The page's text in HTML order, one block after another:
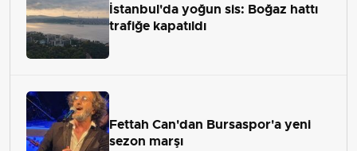
İstanbul'da yoğun sis: Boğaz hattı
trafiğe kapatıldı
Fettah Can'dan Bursaspor'a yeni
sezon marşı